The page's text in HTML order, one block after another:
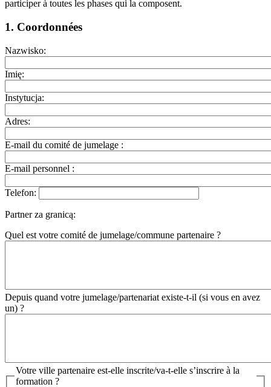
participer à toutes les phases qui la composent.
1. Coordonnées
Nazwisko:
Imię:
Instytucja:
Adres:
E-mail du comité de jumelage :
E-mail personnel :
Telefon:
Partner za granicą:
Quel est votre comité de jumelage/commune partenaire ?
Depuis quand votre jumelage/partenariat existe-t-il (si vous en avez
un) ?
Votre ville partenaire est-elle inscrite/va-t-elle s’inscrire à la
formation ?